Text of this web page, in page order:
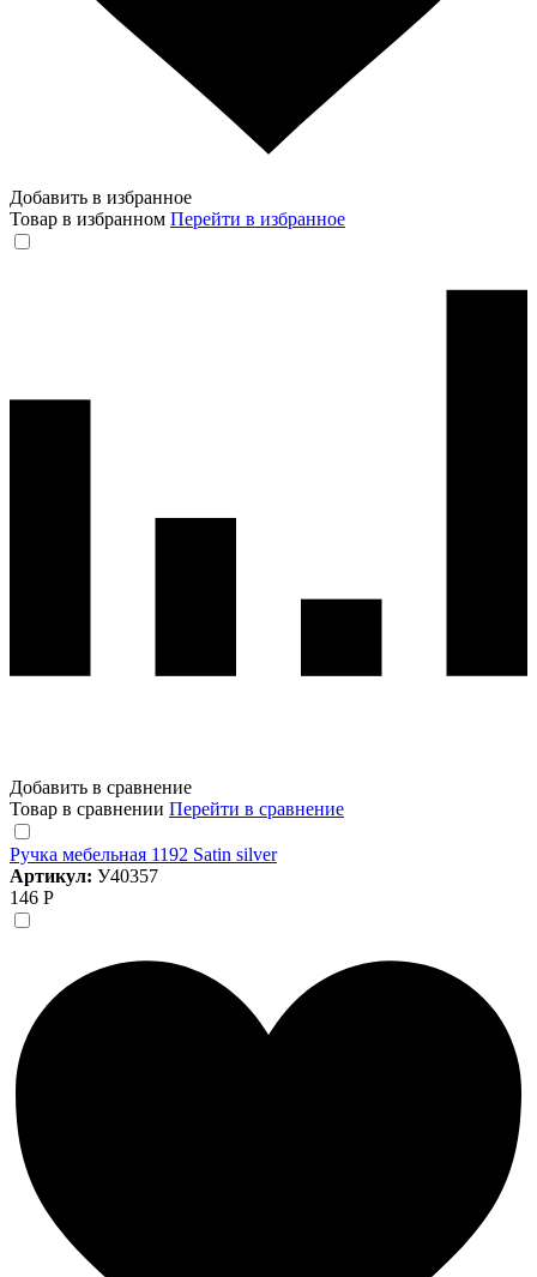
Добавить в избранное
Товар в избранном Перейти в избранное
Добавить в сравнение
Товар в сравнении Перейти в сравнение
Ручка мебельная 1192 Satin silver
Артикул: У40357
146 Р